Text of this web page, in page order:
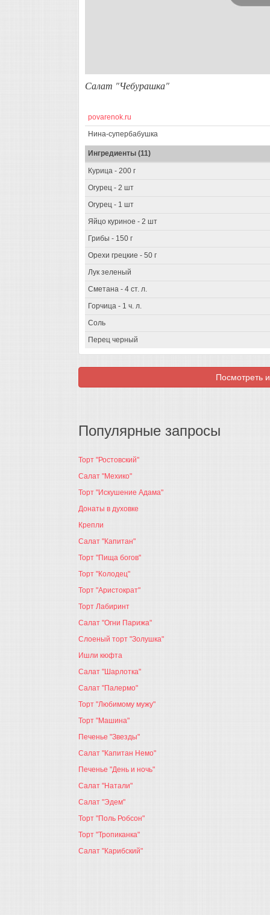
Салат "Чебурашка"
povarenok.ru
Нина-супербабушка
Ингредиенты (11)
Курица - 200 г
Огурец - 2 шт
Огурец - 1 шт
Яйцо куриное - 2 шт
Грибы - 150 г
Орехи грецкие - 50 г
Лук зеленый
Сметана - 4 ст. л.
Горчица - 1 ч. л.
Соль
Перец черный
Посмотреть
Популярные запросы
Торт "Ростовский"
Салат "Мехико"
Торт "Искушение Адама"
Донаты в духовке
Крепли
Салат "Капитан"
Торт "Пища богов"
Торт "Колодец"
Торт "Аристократ"
Торт Лабиринт
Салат "Огни Парижа"
Слоеный торт "Золушка"
Ишли кюфта
Салат "Шарлотка"
Салат "Палермо"
Торт "Любимому мужу"
Торт "Машина"
Печенье "Звезды"
Салат "Капитан Немо"
Печенье "День и ночь"
Салат "Натали"
Салат "Эдем"
Торт "Поль Робсон"
Торт "Тропиканка"
Салат "Карибский"